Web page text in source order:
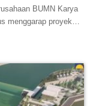
BUMN Karya
menggarap proyek…